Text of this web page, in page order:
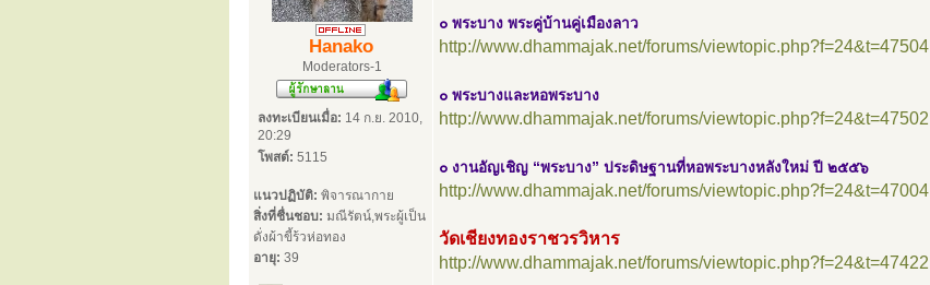
Hanako
Moderators-1
ลงทะเบียนเมื่อ: 14 ก.ย. 2010,
20:29
โพสต์: 5115
แนวปฏิบัติ: พิจารณากาย
สิ่งที่ชื่นชอบ: มณีรัตน์,พระผู้เป็น
ดั่งผ้าขี้ร้วห่อทอง
อายุ: 39
๐ พระบาง พระคู่บ้านคู่เมืองลาว
http://www.dhammajak.net/forums/viewtopic.php?f=24&t=47504
๐ พระบางและหอพระบาง
http://www.dhammajak.net/forums/viewtopic.php?f=24&t=47502
๐ งานอัญเชิญ “พระบาง” ประดิษฐานที่หอพระบางหลังใหม่ ปี ๒๕๕๖
http://www.dhammajak.net/forums/viewtopic.php?f=24&t=47004
วัดเชียงทองราชวรวิหาร
http://www.dhammajak.net/forums/viewtopic.php?f=24&t=47422